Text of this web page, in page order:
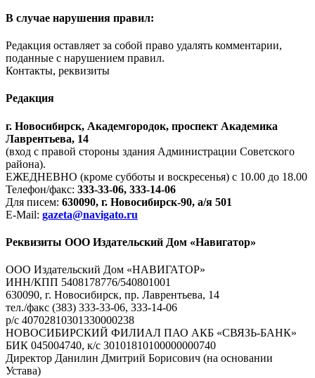
В случае нарушения правил:
Редакция оставляет за собой право удалять комментарии,
поданные с нарушением правил.
Контакты, реквизиты
Редакция
г. Новосибирск, Академгородок, проспект Академика
Лаврентьева, 14
(вход с правой стороны здания Администрации Советского
района).
ЕЖЕДНЕВНО (кроме субботы и воскресенья) с 10.00 до 18.00
Телефон/факс: 333-33-06, 333-14-06
Для писем: 630090, г. Новосибирск-90, а/я 501
E-Mail: gazeta@navigato.ru
Реквизиты ООО Издательский Дом «Навигатор»
ООО Издательский Дом «НАВИГАТОР»
ИНН/КПП 5408178776/540801001
630090, г. Новосибирск, пр. Лаврентьева, 14
тел./факс (383) 333-33-06, 333-14-06
р/с 40702810301330000238
НОВОСИБИРСКИЙ ФИЛИАЛ ПАО АКБ «СВЯЗЬ-БАНК»
БИК 045004740, к/с 30101810100000000740
Директор Данилин Дмитрий Борисович (на основании
Устава)